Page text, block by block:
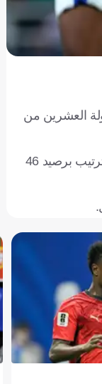
العشرين من
الكلاسيكو سيكون ذا طابع خاص، في ظل احتدام المنافسة بين الفريقين على لقب الدوري السعودي، حيث يحتل الهلال صدارة الترتيب برصيد 46